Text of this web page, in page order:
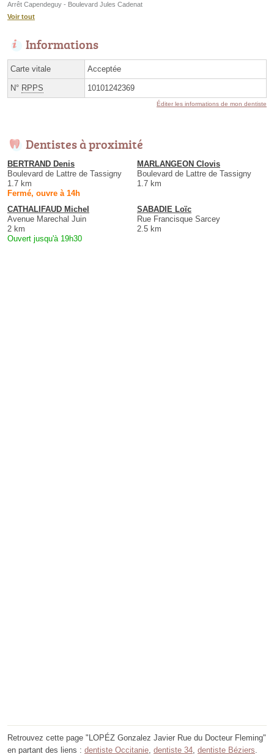
Arrêt Capendeguy - Boulevard Jules Cadenat
Voir tout
Informations
Carte vitale Acceptée
N° RPPS 10101242369
Éditer les informations de mon dentiste
Dentistes à proximité
BERTRAND Denis
Boulevard de Lattre de Tassigny
1.7 km
Fermé, ouvre à 14h
MARLANGEON Clovis
Boulevard de Lattre de Tassigny
1.7 km
CATHALIFAUD Michel
Avenue Marechal Juin
2 km
Ouvert jusqu'à 19h30
SABADIE Loïc
Rue Francisque Sarcey
2.5 km
Retrouvez cette page "LOPÉZ Gonzalez Javier Rue du Docteur Fleming"
en partant des liens : dentiste Occitanie, dentiste 34, dentiste Béziers.